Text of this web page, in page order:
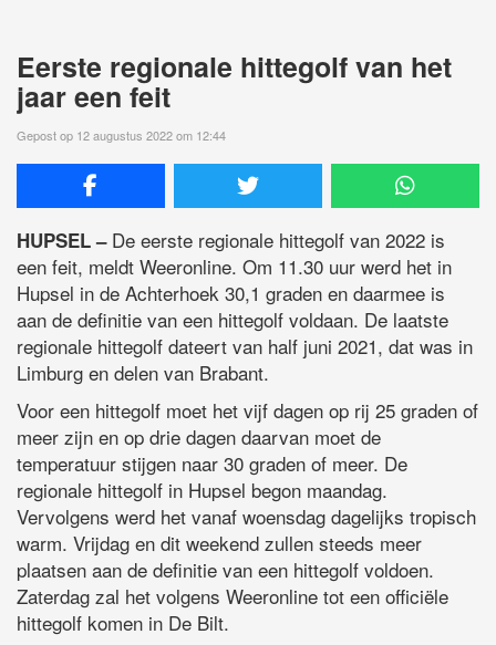
Eerste regionale hittegolf van het
jaar een feit
Gepost op 12 augustus 2022 om 12:44
HUPSEL –De eerste regionale hittegolf van 2022 is
een feit, meldt Weeronline. Om 11.30 uur werd het in
Hupsel in de Achterhoek 30,1 graden en daarmee is
aan de definitie van een hittegolf voldaan. De laatste
regionale hittegolf dateert van half juni 2021, dat was in
Limburg en delen van Brabant.
Voor een hittegolf moet het vijf dagen op rij 25 graden of
meer zijn en op drie dagen daarvan moet de
temperatuur stijgen naar 30 graden of meer. De
regionale hittegolf in Hupsel begon maandag.
Vervolgens werd het vanaf woensdag dagelijks tropisch
warm. Vrijdag en dit weekend zullen steeds meer
plaatsen aan de definitie van een hittegolf voldoen.
Zaterdag zal het volgens Weeronline tot een officiële
hittegolf komen in De Bilt.